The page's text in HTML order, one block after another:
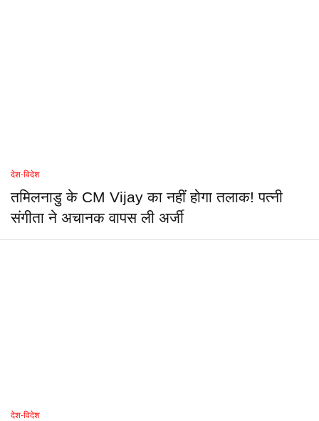
देश-विदेश
तमिलनाडु के CM Vijay का नहीं होगा तलाक! पत्नी
संगीता ने अचानक वापस ली अर्जी
देश-विदेश